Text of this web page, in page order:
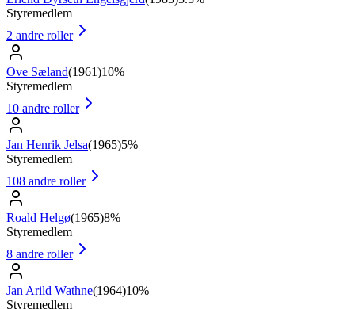
Styremedlem
2 andre roller
Ove Sæland(1961)10%
Styremedlem
10 andre roller
Jan Henrik Jelsa(1965)5%
Styremedlem
108 andre roller
Roald Helgø(1965)8%
Styremedlem
8 andre roller
Jan Arild Wathne(1964)10%
Styremedlem